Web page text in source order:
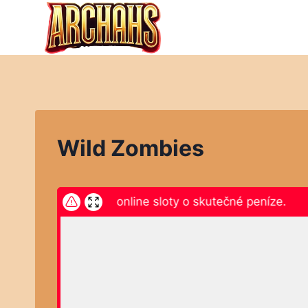
Přeskočit
Wild Zombies
zde a hrajte online sloty o skutečné peníze.